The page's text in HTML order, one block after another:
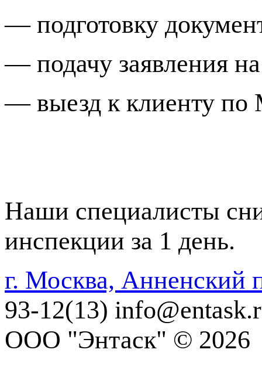
— подготовку
— подачу заявления
— выезд к клиенту по
Наши специалисты
инспекции за 1 день.
г. Москва, Анненский
93-12(13)
ООО "Энтаск" © 2026